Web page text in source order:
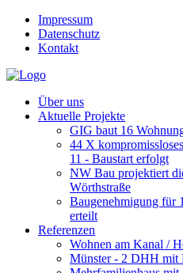
Impressum
Datenschutz
Kontakt
Über uns
Aktuelle Projekte
GIG baut 16
44 X
11 - Baustart erfolgt
NW Bau projektiert
Wörthstraße
Baugenehmigung für
erteilt
Referenzen
Wohnen am Kanal /
Münster - 2 DHH mit